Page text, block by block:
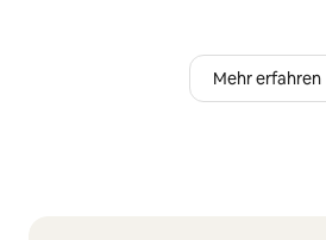
Mehr erfahren